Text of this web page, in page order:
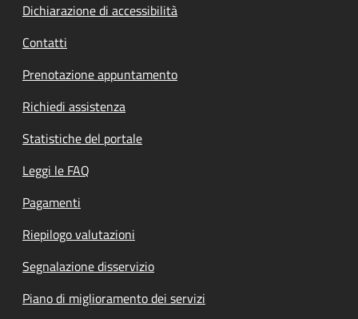
Dichiarazione di accessibilità
Contatti
Prenotazione appuntamento
Richiedi assistenza
Statistiche del portale
Leggi le FAQ
Pagamenti
Riepilogo valutazioni
Segnalazione disservizio
Piano di miglioramento dei servizi